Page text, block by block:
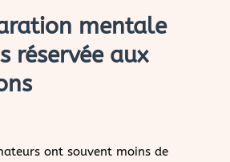
mentale
réservée aux
ont souvent moins de